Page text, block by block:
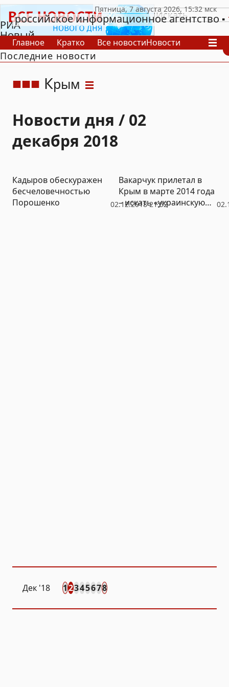
РИА
Новый
День
российское информационное агентство
Главное Кратко Все новостиНовости
В России
В мире
Последние новости
Крым
Новости дня / 02
декабря 2018
02.12.2018 21:52
Кадыров обескуражен
бесчеловечностью
Порошенко
Вакарчук прилетал в
Крым в марте 2014 года
– искать «украинскую
Дек '18 12345678